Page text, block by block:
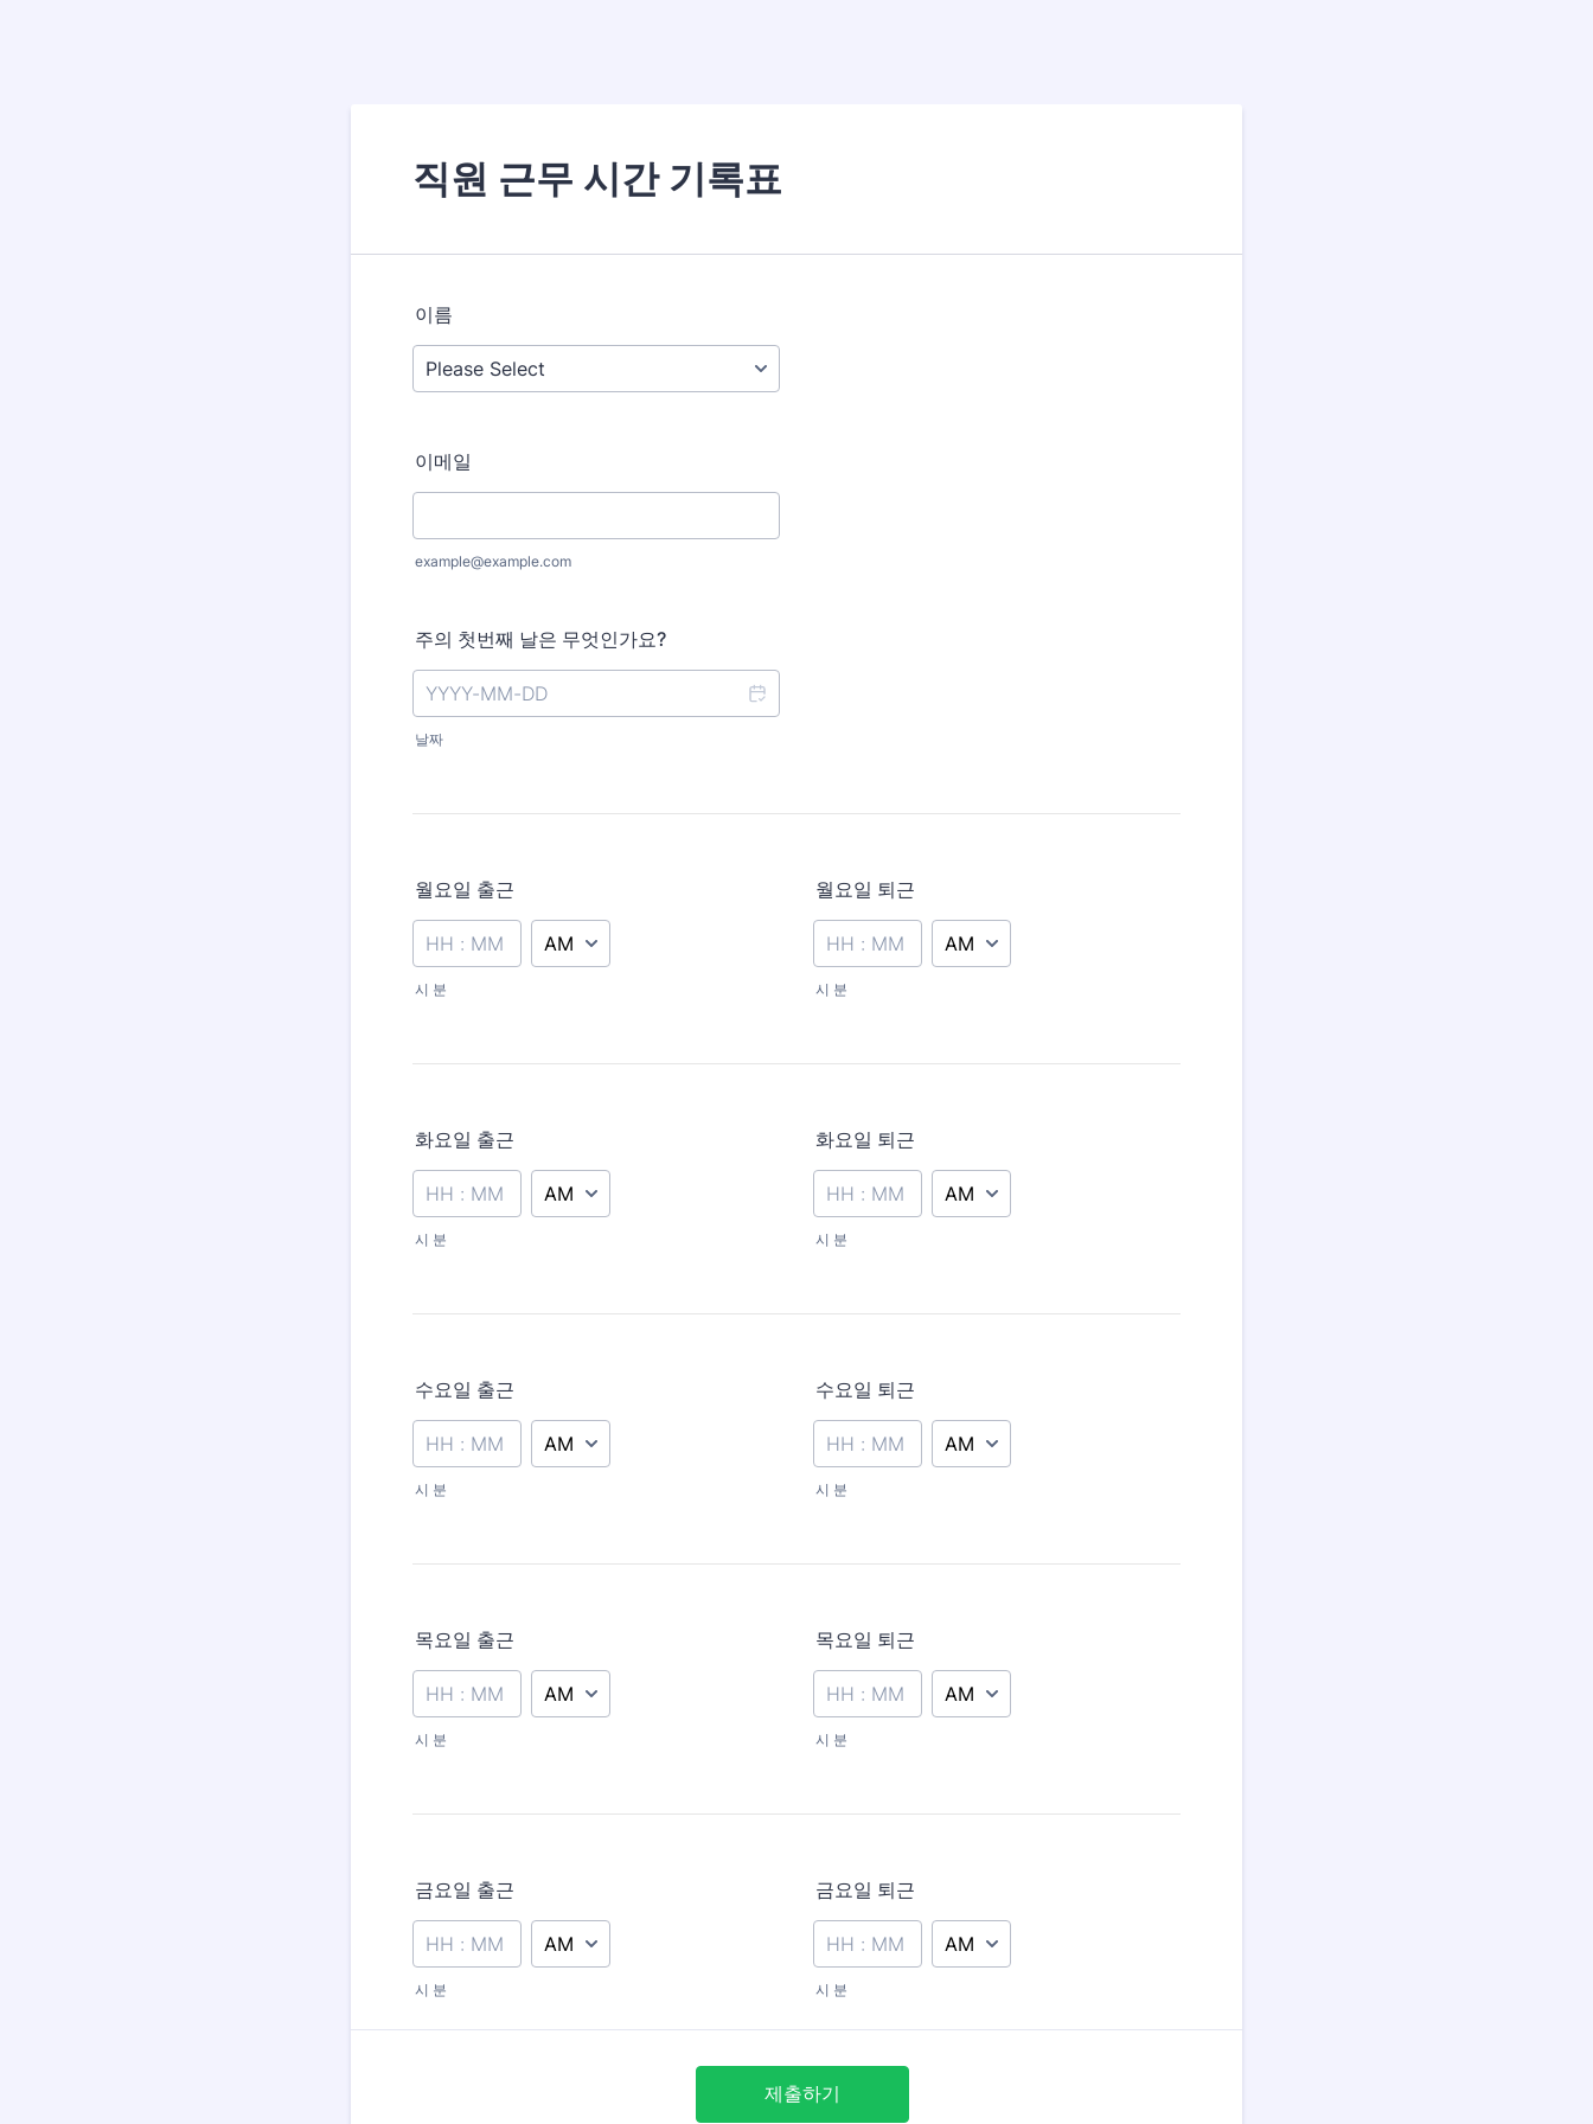
직원 근무 시간 기록표
이름
이메일
example@example.com
주의 첫번째 날은 무엇인가요?
날짜
월요일 출근
시 분
AM/PM Option
월요일 퇴근
시 분
AM/PM Option
화요일 출근
시 분
AM/PM Option
화요일 퇴근
시 분
AM/PM Option
수요일 출근
시 분
AM/PM Option
수요일 퇴근
시 분
AM/PM Option
목요일 출근
시 분
AM/PM Option
목요일 퇴근
시 분
AM/PM Option
금요일 출근
시 분
AM/PM Option
금요일 퇴근
시 분
AM/PM Option
제출하기